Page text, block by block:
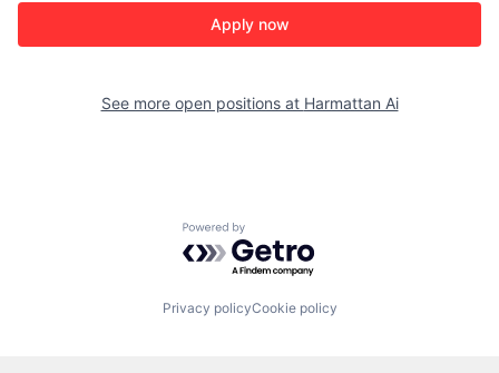
Apply now
See more open positions at Harmattan Ai
Powered by Getro.com
Privacy policyCookie policy